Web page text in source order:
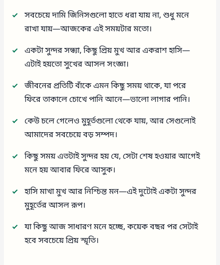
সবচেয়ে দামি জিনিসগুলো হাতে ধরা যায় না, শুধু মনে
রাখা যায়—আজকের এই সময়টার মতো।
একটা সুন্দর সন্ধ্যা, কিছু প্রিয় মুখ আর একরাশ হাসি—
এটাই হয়তো সুখের আসল সংজ্ঞা।
জীবনের প্রতিটি বাঁকে এমন কিছু সময় থাকে, যা পরে
ফিরে তাকালে চোখে পানি আনে—ভালো লাগার পানি।
কেউ চলে গেলেও মুহূর্তগুলো থেকে যায়, আর সেগুলোই
আমাদের সবচেয়ে বড় সম্পদ।
কিছু সময় এতটাই সুন্দর হয় যে, সেটা শেষ হওয়ার আগেই
মনে হয় আবার ফিরে আসুক।
হাসি মাখা মুখ আর নিশ্চিন্ত মন—এই দুটোই একটা সুন্দর
মুহূর্তের আসল রূপ।
যা কিছু আজ সাধারণ মনে হচ্ছে, কয়েক বছর পর সেটাই
হবে সবচেয়ে প্রিয় স্মৃতি।